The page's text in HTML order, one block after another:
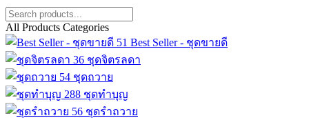
All Products Categories
51 Best Seller - ชุดขายดี
36 ชุดจิตรลดา
54 ชุดถวาย
288 ชุดทำบุญ
56 ชุดรำถวาย